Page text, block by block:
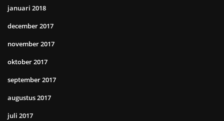
januari 2018
december 2017
november 2017
oktober 2017
september 2017
augustus 2017
juli 2017